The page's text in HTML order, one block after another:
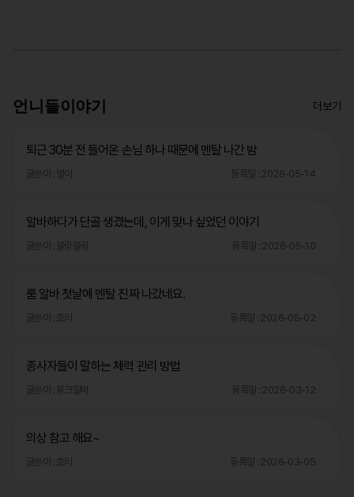
언니들이야기 더보기
퇴근 30분 전 들어온 손님 하나 때문에 멘탈 나간 밤
글쓴이 : 별이 등록일 : 2026-05-14
알바하다가 단골 생겼는데, 이게 맞나 싶었던 이야기
글쓴이 : 블랑블랑 등록일 : 2026-05-10
룸 알바 첫날에 멘탈 진짜 나갔네요.
글쓴이 : 효리 등록일 : 2026-05-02
종사자들이 말하는 체력 관리 방법
글쓴이 : 윙크알바 등록일 : 2026-03-12
의상 참고 해요~
글쓴이 : 효리 등록일 : 2026-03-05